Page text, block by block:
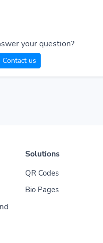
your question?
Contact us
Solutions
QR Codes
Bio Pages